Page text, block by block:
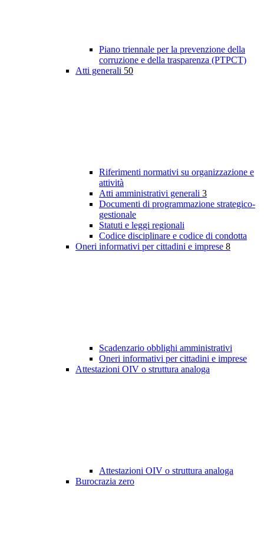
Piano triennale per la prevenzione della
corruzione e della trasparenza (PTPCT)
Atti generali 50
Riferimenti normativi su organizzazione e
attività
Atti amministrativi generali 3
Documenti di programmazione strategico-
gestionale
Statuti e leggi regionali
Codice disciplinare e codice di condotta
Oneri informativi per cittadini e imprese 8
Scadenzario obblighi amministrativi
Oneri informativi per cittadini e imprese
Attestazioni OIV o struttura analoga
Attestazioni OIV o struttura analoga
Burocrazia zero